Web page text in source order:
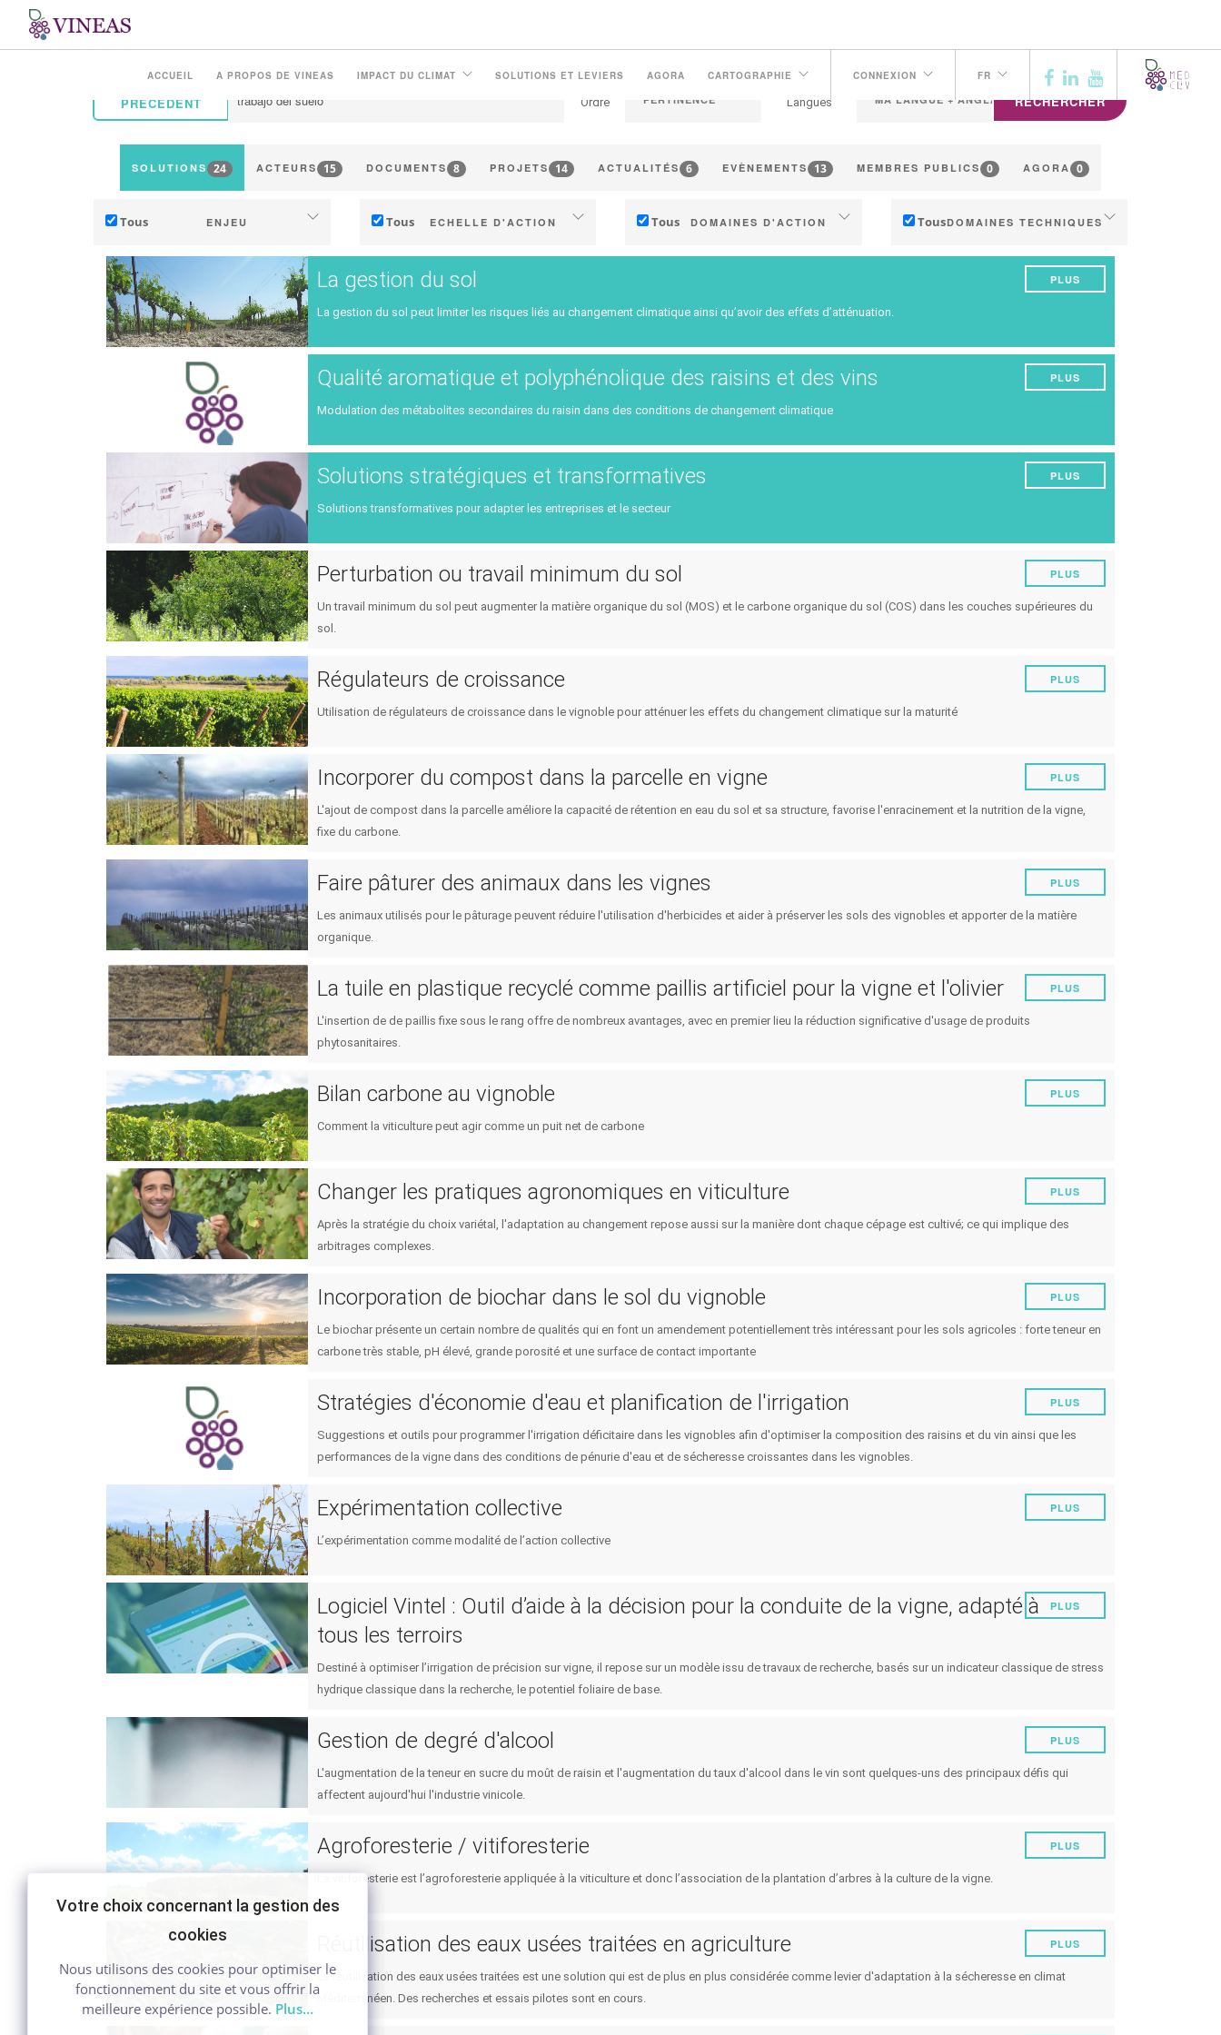
ACCUEIL A PROPOS DE VINEAS IMPACT DU CLIMAT SOLUTIONS ET LEVIERS AGORA CARTOGRAPHIE CONNEXION FR
PRÉCÉDENT Ordre Langues RECHERCHER
SOLUTIONS 24 ACTEURS 15 DOCUMENTS 8 PROJETS 14 ACTUALITÉS 6 EVÈNEMENTS 13 MEMBRES PUBLICS 0 AGORA 0
Tous ENJEU
Adaptation au changement climatique
Atténuation des émissions de GES
Écologie (biodiversité)
Tous ECHELLE D'ACTION
Individuel (domaine, cave)
Coopératives, négoce ...
Territoire (commune, communauté de
communes, région...)
Recherche publique et privée
Etat / Pays
Consommateurs
Tous DOMAINES D'ACTION
Technique
(incrémental)
Stratégie d'entreprise
(transformation)
Planification - Politiques publiques
TousDOMAINES TECHNIQUES
Gestion du sol
Gestion de l'eau
Qualité du raisin/vin
Rendement
Expérimentations
Maladies et ravageurs
Gestion des évènements climatiques
Autres
La gestion du sol
La gestion du sol peut limiter les risques liés au changement climatique ainsi qu’avoir des effets d’atténuation.
PLUS
Qualité aromatique et polyphénolique des raisins et des vins
Modulation des métabolites secondaires du raisin dans des conditions de changement climatique
PLUS
Solutions stratégiques et transformatives
Solutions transformatives pour adapter les entreprises et le secteur
PLUS
Perturbation ou travail minimum du sol
Un travail minimum du sol peut augmenter la matière organique du sol (MOS) et le carbone organique du sol (COS) dans les couches supérieures du
sol.
PLUS
Régulateurs de croissance
Utilisation de régulateurs de croissance dans le vignoble pour atténuer les effets du changement climatique sur la maturité
PLUS
Incorporer du compost dans la parcelle en vigne
L'ajout de compost dans la parcelle améliore la capacité de rétention en eau du sol et sa structure, favorise l'enracinement et la nutrition de la vigne,
fixe du carbone.
PLUS
Faire pâturer des animaux dans les vignes
Les animaux utilisés pour le pâturage peuvent réduire l'utilisation d'herbicides et aider à préserver les sols des vignobles et apporter de la matière
organique.
PLUS
La tuile en plastique recyclé comme paillis artificiel pour la vigne et l'olivier
L'insertion de de paillis fixe sous le rang offre de nombreux avantages, avec en premier lieu la réduction significative d'usage de produits
phytosanitaires.
PLUS
Bilan carbone au vignoble
Comment la viticulture peut agir comme un puit net de carbone
PLUS
Changer les pratiques agronomiques en viticulture
Après la stratégie du choix variétal, l'adaptation au changement repose aussi sur la manière dont chaque cépage est cultivé; ce qui implique des
arbitrages complexes.
PLUS
Incorporation de biochar dans le sol du vignoble
Le biochar présente un certain nombre de qualités qui en font un amendement potentiellement très intéressant pour les sols agricoles : forte teneur en
carbone très stable, pH élevé, grande porosité et une surface de contact importante
PLUS
Stratégies d'économie d'eau et planification de l'irrigation
Suggestions et outils pour programmer l'irrigation déficitaire dans les vignobles afin d'optimiser la composition des raisins et du vin ainsi que les
performances de la vigne dans des conditions de pénurie d'eau et de sécheresse croissantes dans les vignobles.
PLUS
Expérimentation collective
L’expérimentation comme modalité de l’action collective
PLUS
Logiciel Vintel : Outil d’aide à la décision pour la conduite de la vigne, adapté à
tous les terroirs
Destiné à optimiser l’irrigation de précision sur vigne, il repose sur un modèle issu de travaux de recherche, basés sur un indicateur classique de stress
hydrique classique dans la recherche, le potentiel foliaire de base.
PLUS
Gestion de degré d'alcool
L'augmentation de la teneur en sucre du moût de raisin et l'augmentation du taux d'alcool dans le vin sont quelques-uns des principaux défis qui
affectent aujourd'hui l'industrie vinicole.
PLUS
Agroforesterie / vitiforesterie
La vitiforesterie est l’agroforesterie appliquée à la viticulture et donc l’association de la plantation d’arbres à la culture de la vigne.
PLUS
Réutilisation des eaux usées traitées en agriculture
La réutilisation des eaux usées traitées est une solution qui est de plus en plus considérée comme levier d'adaptation à la sécheresse en climat
Méditerranéen. Des recherches et essais pilotes sont en cours.
PLUS
Votre choix concernant la gestion des
cookies
Nous utilisons des cookies pour optimiser le
fonctionnement du site et vous offrir la
meilleure expérience possible. Plus…